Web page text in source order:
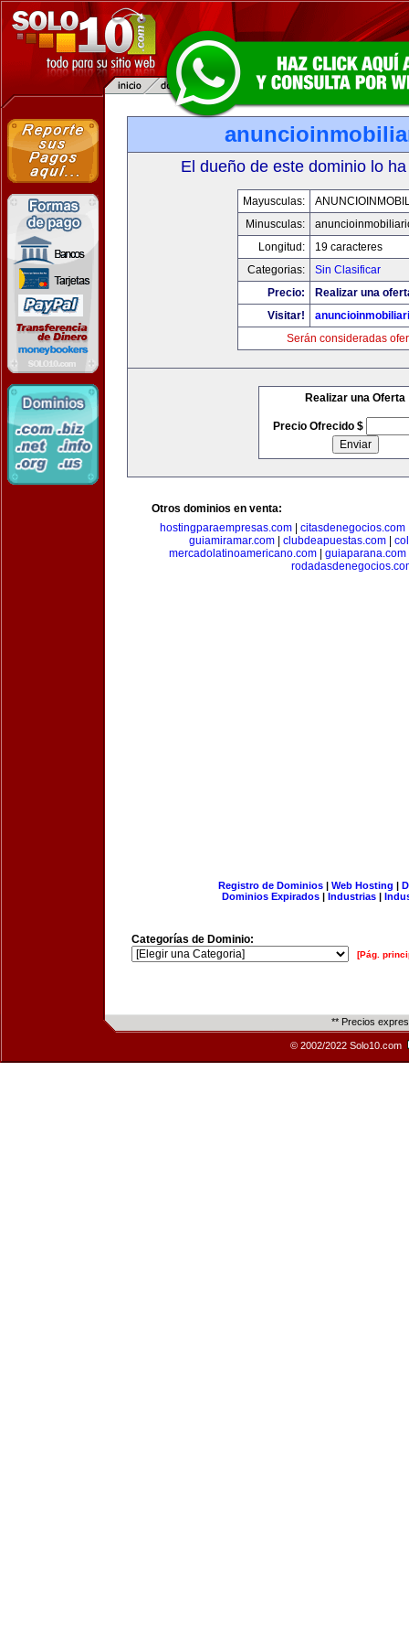
El dueño de este dominio lo
Mayusculas:
Minusculas:
Longitud:
19 caracteres
Categorias:
Sin Clasificar
Precio:
Realizar una
Visitar!
Serán consideradas
Realizar una Oferta
Precio Ofrecido $
Otros dominios en venta:
hostingparaempresas.com| citasdenegocios.com
guiamiramar.com
clubdeapuestas.com
mercadolatinoamericano.com| guiaparana.com
Registro de Dominios| Web Hosting |
Dominios Expirados | Industrias |
Categorías de Dominio:
[Pág.
** Precios
© 2002/2022 Solo10.com